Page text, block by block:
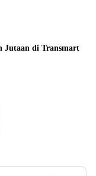
Jutaan di Transmart